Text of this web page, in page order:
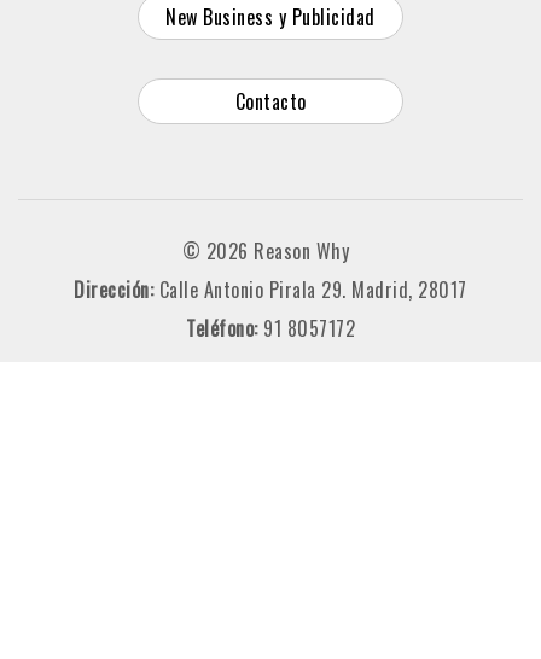
New Business y Publicidad
Contacto
© 2026 Reason Why
Dirección: Calle Antonio Pirala 29. Madrid, 28017
Teléfono: 91 8057172